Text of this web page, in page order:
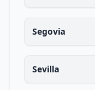
Segovia
Sevilla